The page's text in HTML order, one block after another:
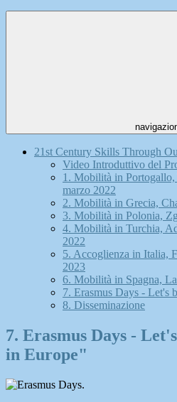
21st Century Skills Through
Video Introduttivo del
1. Mobilità in Portogallo,
marzo 2022
2. Mobilità in Grecia,
3. Mobilità in Polonia,
4. Mobilità in Turchia,
2022
5. Accoglienza in Italia,
2023
6. Mobilità in Spagna,
7. Erasmus Days - Let's
8. Disseminazione
7. Erasmus Days -
in Europe"
.